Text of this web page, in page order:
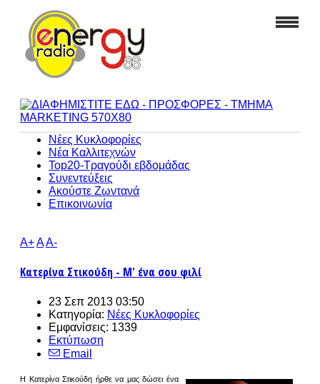
Νέες Κυκλοφορίες
Νέα Καλλιτεχνών
Top20-Τραγούδι εβδομάδας
Συνεντεύξεις
Ακούστε Ζωντανά
Επικοινωνία
A+AA-
Κατερίνα Στικούδη - Μ' ένα σου φιλί
23 Σεπ 2013 03:50
Κατηγορία: Νέες Κυκλοφορίες
Εμφανίσεις: 1339
Εκτύπωση
Email
Η Κατερίνα Στικούδη ήρθε να μας δώσει ένα